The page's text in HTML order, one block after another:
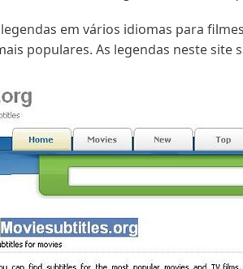
em vários idiomas para
populares. As legendas neste site